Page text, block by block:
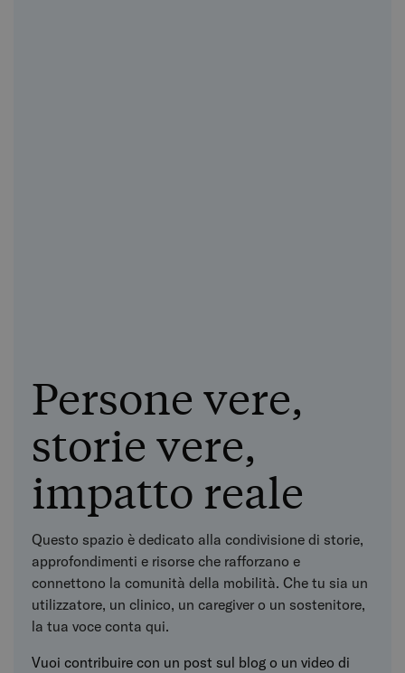
Persone vere,
storie vere,
impatto reale
Questo spazio è dedicato alla condivisione di storie,
approfondimenti e risorse che rafforzano e
connettono la comunità della mobilità. Che tu sia un
utilizzatore, un clinico, un caregiver o un sostenitore,
la tua voce conta qui.
Vuoi contribuire con un post sul blog o un video di